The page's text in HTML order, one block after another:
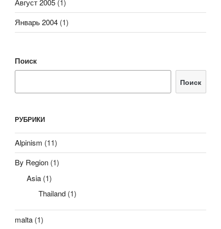
Август 2005 (1)
Январь 2004 (1)
Поиск
Поиск
РУБРИКИ
Alpinism (11)
By Region (1)
Asia (1)
Thailand (1)
malta (1)